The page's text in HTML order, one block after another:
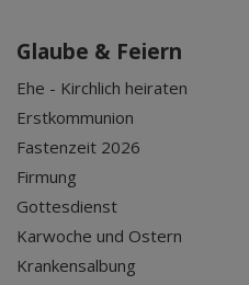
Glaube & Feiern
Ehe - Kirchlich heiraten
Erstkommunion
Fastenzeit 2026
Firmung
Gottesdienst
Karwoche und Ostern
Krankensalbung